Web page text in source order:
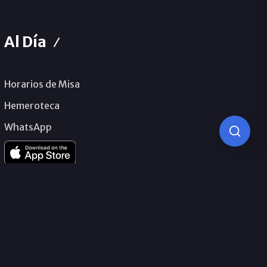
Al Día
Horarios de Misa
Hemeroteca
WhatsApp